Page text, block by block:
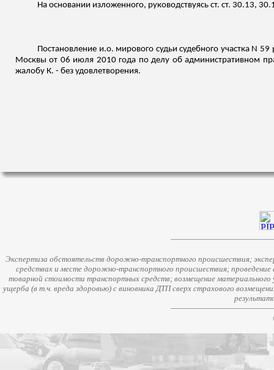
На основании изложенного, руководствуясь ст. ст. 30.13,
Постановление и.о. мирового судьи судебного участка N
Москвы от 06 июля 2010 года по делу об административном
жалобу К. - без удовлетворения.
Экспертиза обстоятельств дорожно-транспортного происшествия;
средствах и месте дорожно-транспортного происшествия;
товарной стоимости транспортных средств; возмещение
ущерба (в т.ч. вреда здоровью) с виновника ДТП сверх страхового